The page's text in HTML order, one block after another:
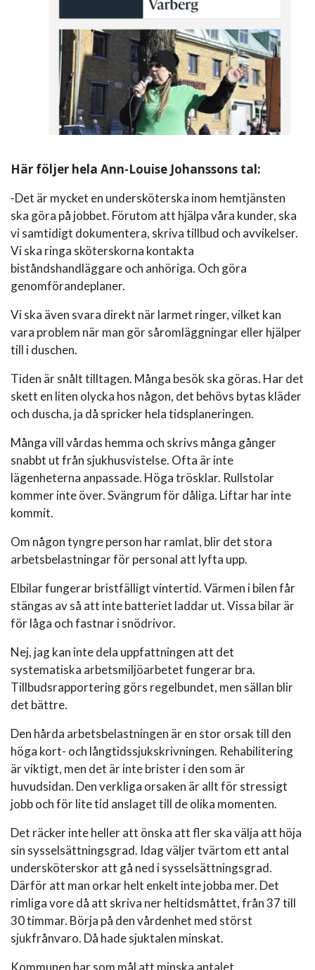
Här följer hela Ann-Louise Johanssons tal:
-Det är mycket en undersköterska inom hemtjänsten
ska göra på jobbet. Förutom att hjälpa våra kunder, ska
vi samtidigt dokumentera, skriva tillbud och avvikelser.
Vi ska ringa sköterskorna kontakta
biståndshandläggare och anhöriga. Och göra
genomförandeplaner.
Vi ska även svara direkt när larmet ringer, vilket kan
vara problem när man gör såromläggningar eller hjälper
till i duschen.
Tiden är snålt tilltagen. Många besök ska göras. Har det
skett en liten olycka hos någon, det behövs bytas kläder
och duscha, ja då spricker hela tidsplaneringen.
Många vill vårdas hemma och skrivs många gånger
snabbt ut från sjukhusvistelse. Ofta är inte
lägenheterna anpassade. Höga trösklar. Rullstolar
kommer inte över. Svängrum för dåliga. Liftar har inte
kommit.
Om någon tyngre person har ramlat, blir det stora
arbetsbelastningar för personal att lyfta upp.
Elbilar fungerar bristfälligt vintertid. Värmen i bilen får
stängas av så att inte batteriet laddar ut. Vissa bilar är
för låga och fastnar i snödrivor.
Nej, jag kan inte dela uppfattningen att det
systematiska arbetsmiljöarbetet fungerar bra.
Tillbudsrapportering görs regelbundet, men sällan blir
det bättre.
Den hårda arbetsbelastningen är en stor orsak till den
höga kort- och långtidssjukskrivningen. Rehabilitering
är viktigt, men det är inte brister i den som är
huvudsidan. Den verkliga orsaken är allt för stressigt
jobb och för lite tid anslaget till de olika momenten.
Det räcker inte heller att önska att fler ska välja att höja
sin sysselsättningsgrad. Idag väljer tvärtom ett antal
undersköterskor att gå ned i sysselsättningsgrad.
Därför att man orkar helt enkelt inte jobba mer. Det
rimliga vore då att skriva ner heltidsmåttet, från 37 till
30 timmar. Börja på den vårdenhet med störst
sjukfrånvaro. Då hade sjuktalen minskat.
Kommunen har som mål att minska antalet